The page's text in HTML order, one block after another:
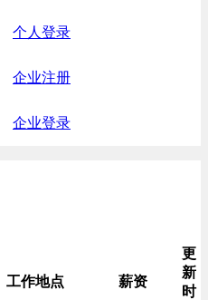
个人登录
企业注册
企业登录
工作地点 薪资
更
新
时